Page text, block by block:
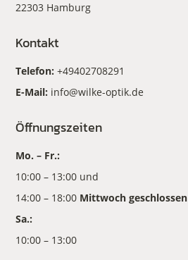
22303 Hamburg
Kontakt
Telefon:+49402708291
E-Mail: info@wilke-optik.de
Öffnungszeiten
Mo. – Fr.:
10:00 – 13:00 und
14:00 – 18:00 Mittwoch geschlossen
Sa.:
10:00 – 13:00